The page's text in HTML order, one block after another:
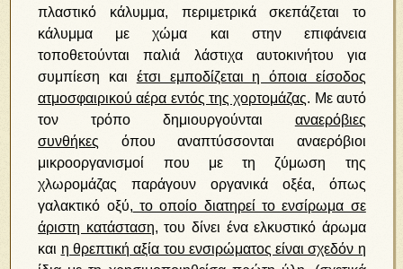
πλαστικό κάλυμμα, περιμετρικά σκεπάζεται το
κάλυμμα με χώμα και στην επιφάνεια
τοποθετούνται παλιά λάστιχα αυτοκινήτου για
συμπίεση και έτσι εμποδίζεται η όποια είσοδος
ατμοσφαιρικού αέρα εντός της χορτομάζας. Με αυτό
τον τρόπο δημιουργούνται αναερόβιες
συνθήκες όπου αναπτύσσονται αναερόβιοι
μικροοργανισμοί που με τη ζύμωση της
χλωρομάζας παράγουν οργανικά οξέα, όπως
γαλακτικό οξύ, το οποίο διατηρεί το ενσίρωμα σε
άριστη κατάσταση, του δίνει ένα ελκυστικό άρωμα
και η θρεπτική αξία του ενσιρώματος είναι σχεδόν η